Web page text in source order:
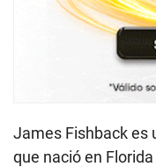
James Fishback es
que nació en